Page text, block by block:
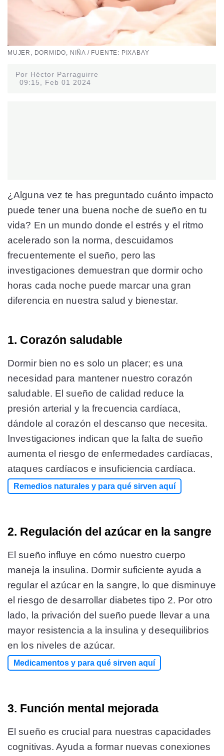
MUJER, DORMIDO, NIÑA / FUENTE: PIXABAY
Por Héctor Parraguirre
09:15, Feb 01 2024
¿Alguna vez te has preguntado cuánto impacto
puede tener una buena noche de sueño en tu
vida? En un mundo donde el estrés y el ritmo
acelerado son la norma, descuidamos
frecuentemente el sueño, pero las
investigaciones demuestran que dormir ocho
horas cada noche puede marcar una gran
diferencia en nuestra salud y bienestar.
1. Corazón saludable
Dormir bien no es solo un placer; es una
necesidad para mantener nuestro corazón
saludable. El sueño de calidad reduce la
presión arterial y la frecuencia cardíaca,
dándole al corazón el descanso que necesita.
Investigaciones indican que la falta de sueño
aumenta el riesgo de enfermedades cardíacas,
ataques cardíacos e insuficiencia cardíaca​​.
Remedios naturales y para qué sirven aquí
2. Regulación del azúcar en la sangre
El sueño influye en cómo nuestro cuerpo
maneja la insulina. Dormir suficiente ayuda a
regular el azúcar en la sangre, lo que disminuye
el riesgo de desarrollar diabetes tipo 2. Por otro
lado, la privación del sueño puede llevar a una
mayor resistencia a la insulina y desequilibrios
en los niveles de azúcar​​.
Medicamentos y para qué sirven aquí
3. Función mental mejorada
El sueño es crucial para nuestras capacidades
cognitivas. Ayuda a formar nuevas conexiones